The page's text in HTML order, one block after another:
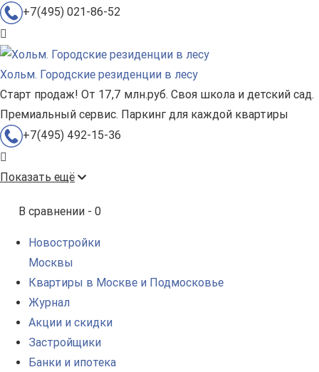
+7(495) 021-86-52
Хольм. Городские резиденции в лесу
Старт продаж! От 17,7 млн.руб. Своя школа и детский сад.
Премиальный сервис. Паркинг для каждой квартиры
+7(495) 492-15-36
Показать ещё
В сравнении - 0
Новостройки
Москвы
Квартиры в Москве и Подмосковье
Журнал
Акции и скидки
Застройщики
Банки и ипотека